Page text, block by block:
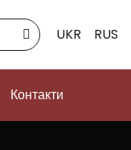
UKR RUS
Контакти